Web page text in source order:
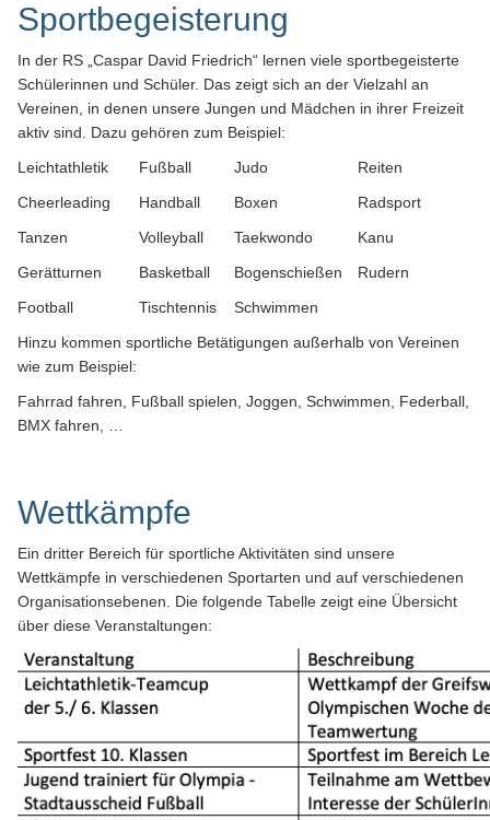
Sportbegeisterung
In der RS „Caspar David Friedrich“ lernen viele sportbegeisterte
Schülerinnen und Schüler. Das zeigt sich an der Vielzahl an
Vereinen, in denen unsere Jungen und Mädchen in ihrer Freizeit
aktiv sind. Dazu gehören zum Beispiel:
Leichtathletik
Fußball Judo
Reiten
Cheerleading
Handball Boxen
Radsport
Tanzen
Volleyball Taekwondo
Kanu
Gerätturnen
Basketball Bogenschießen
Rudern
Football
Tischtennis
Schwimmen
Hinzu kommen sportliche Betätigungen außerhalb von Vereinen
wie zum Beispiel:
Fahrrad fahren, Fußball spielen, Joggen, Schwimmen, Federball,
BMX fahren, …
Wettkämpfe
Ein dritter Bereich für sportliche Aktivitäten sind unsere
Wettkämpfe in verschiedenen Sportarten und auf verschiedenen
Organisationsebenen. Die folgende Tabelle zeigt eine Übersicht
über diese Veranstaltungen: